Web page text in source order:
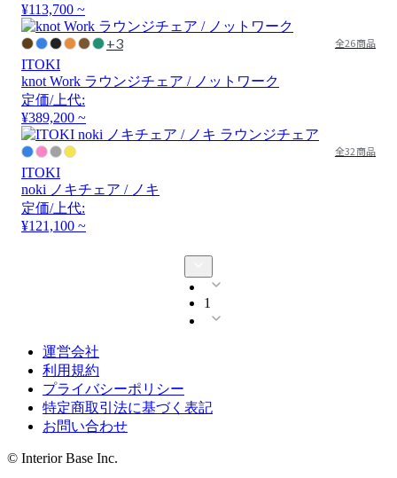
¥113,700 ~
+3 全26商品
ITOKI
knot Work ラウンジチェア / ノットワーク
定価/上代:
¥389,200 ~
全32商品
ITOKI
noki ノキチェア / ノキ
定価/上代:
¥121,100 ~
1
運営会社
利用規約
プライバシーポリシー
特定商取引法に基づく表記
お問い合わせ
© Interior Base Inc.